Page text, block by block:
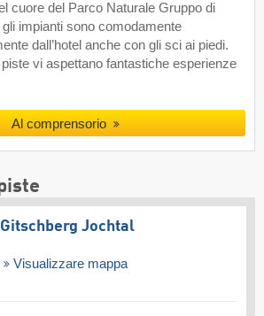
cuore del Parco Naturale Gruppo di
impianti sono comodamente
dall’hotel anche con gli sci ai piedi.
vi aspettano fantastiche esperienze
Al comprensorio
Gitschberg Jochtal
Visualizzare mappa